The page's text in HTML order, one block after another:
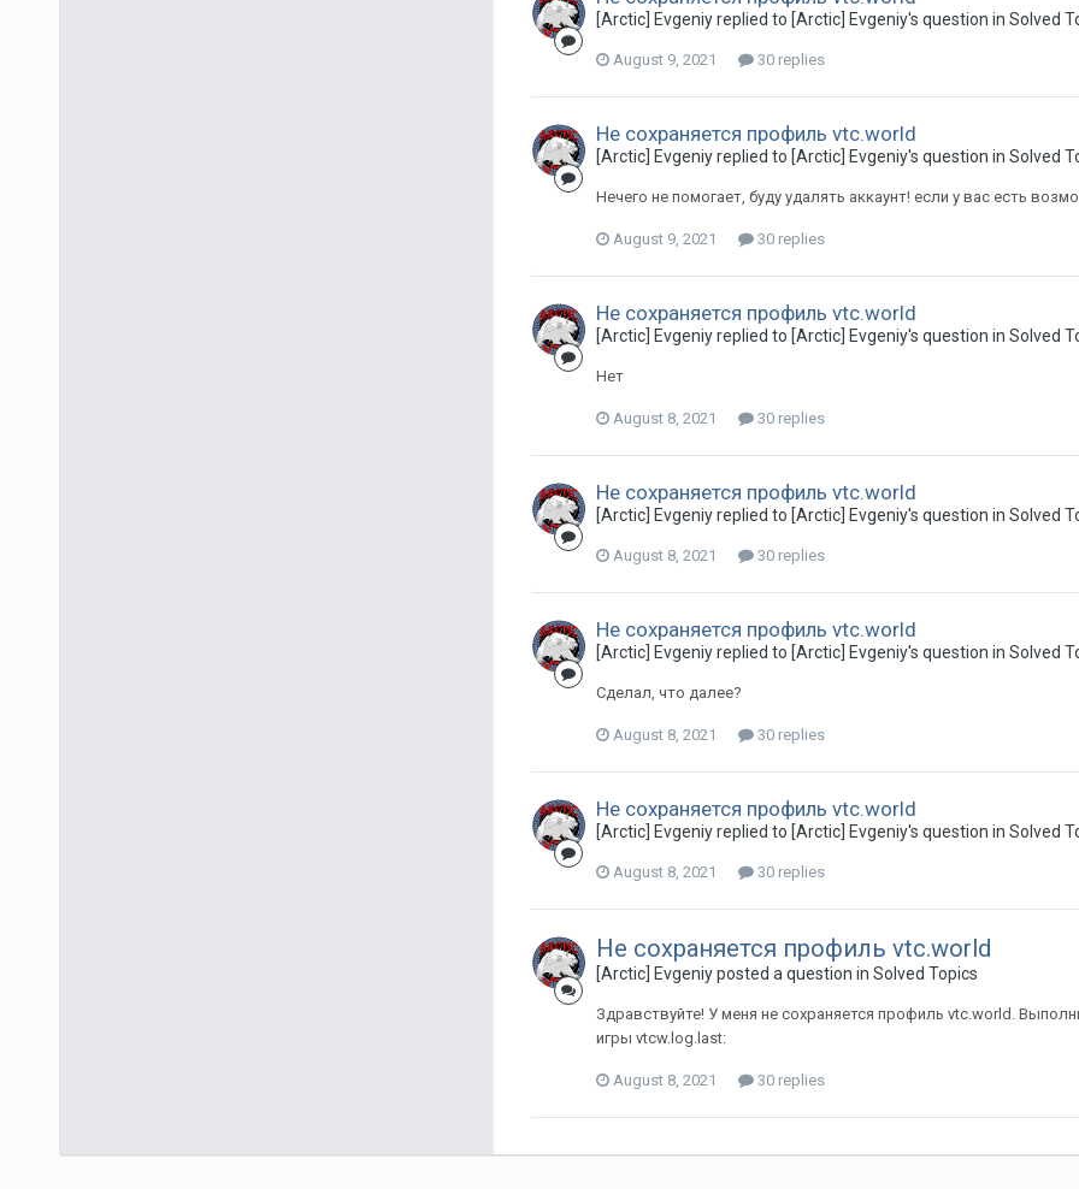
[Arctic] Evgeniy replied to [Arctic] Evgeniy's question in Solved
August 9, 2021 30 replies
Не сохраняется профиль vtc.world
[Arctic] Evgeniy replied to [Arctic] Evgeniy's question in Solved
Нечего не помогает, буду удалять аккаунт! если у вас есть
August 9, 2021 30 replies
Не сохраняется профиль vtc.world
[Arctic] Evgeniy replied to [Arctic] Evgeniy's question in Solved
Нет
August 8, 2021 30 replies
Не сохраняется профиль vtc.world
[Arctic] Evgeniy replied to [Arctic] Evgeniy's question in Solved
August 8, 2021 30 replies
Не сохраняется профиль vtc.world
[Arctic] Evgeniy replied to [Arctic] Evgeniy's question in Solved
Сделал, что далее?
August 8, 2021 30 replies
Не сохраняется профиль vtc.world
[Arctic] Evgeniy replied to [Arctic] Evgeniy's question in Solved
August 8, 2021 30 replies
Не сохраняется профиль vtc.world
[Arctic] Evgeniy posted a question in Solved Topics
Здравствуйте! У меня не сохраняется профиль vtc.world.
игры vtcw.log.last:
August 8, 2021 30 replies